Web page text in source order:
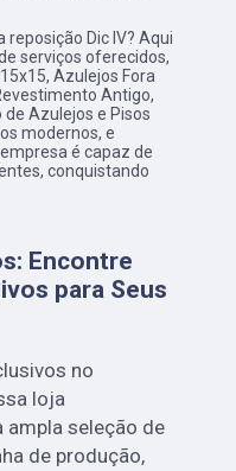
Dic IV? Aqui
serviços oferecidos,
Azulejos Fora
Antigo,
de Azulejos e Pisos
modernos, e
é capaz de
conquistando
Encontre
para Seus
no
loja
ampla seleção de
de produção,